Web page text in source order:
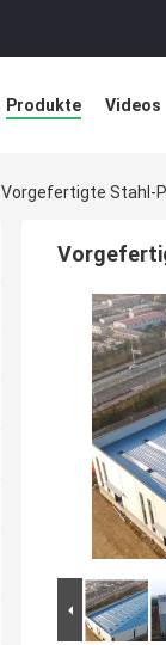
Produkte Videos
Vorgefertigte Stahl-